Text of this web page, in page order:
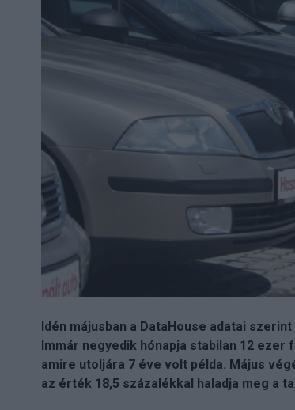
Idén májusban a DataHouse adatai
Immár negyedik hónapja stabilan 12
amire utoljára 7 éve volt példa. Május
az érték 18,5 százalékkal haladja meg a